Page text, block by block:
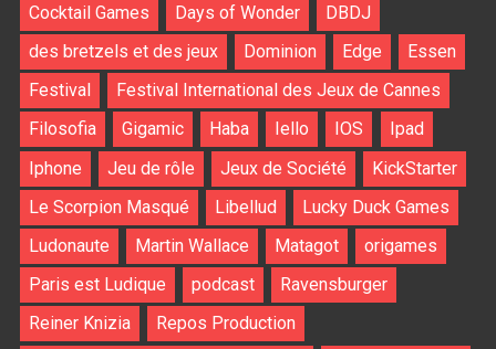
Cocktail Games
Days of Wonder
DBDJ
des bretzels et des jeux
Dominion Edge
Essen
Festival
Festival International des Jeux de Cannes
Filosofia
Gigamic Haba Iello IOS
Ipad
Iphone
Jeu de rôle Jeux de Société
KickStarter
Le Scorpion Masqué
Libellud
Lucky Duck Games
Ludonaute
Martin Wallace Matagot
origames
Paris est Ludique
podcast
Ravensburger
Reiner Knizia
Repos Production